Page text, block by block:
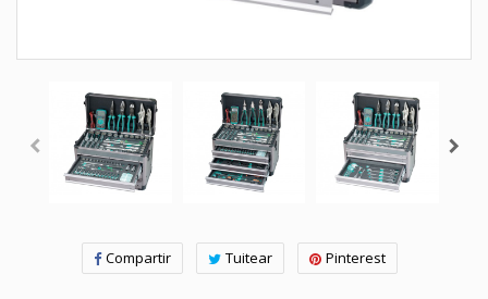
Compartir Tuitear Pinterest